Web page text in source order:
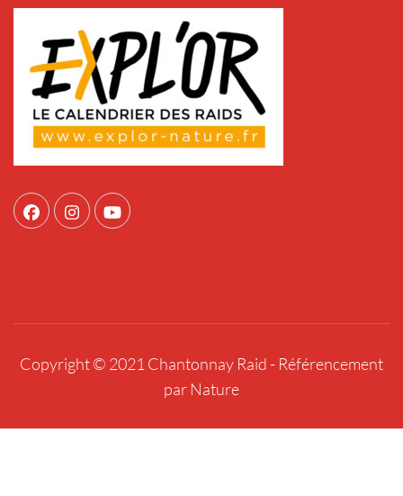
Copyright © 2021 Chantonnay Raid - Référencement
par Nature